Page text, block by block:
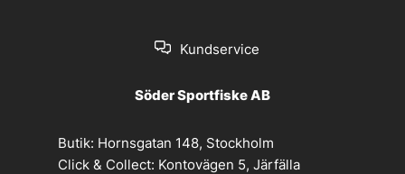
Kundservice
Söder Sportfiske AB
Butik: Hornsgatan 148, Stockholm
Click & Collect: Kontovägen 5, Järfälla